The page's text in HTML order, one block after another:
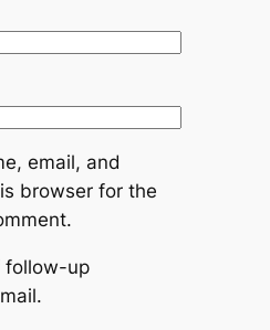
email, and
browser for the
follow-up